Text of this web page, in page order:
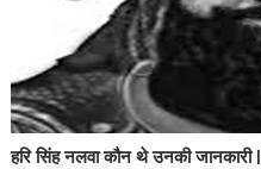
हरि सिंह नलवा कौन थे उनकी